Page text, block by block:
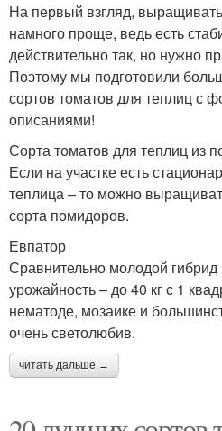
На первый взгляд,
намного проще, ведь есть
действительно так, но нужно
Поэтому мы подготовили
сортов томатов для теплиц с
описаниями!
Сорта томатов для теплиц из
Если на участке есть
теплица – то можно
сорта помидоров.
Евпатор
Сравнительно молодой
урожайность – до 40 кг с 1
нематоде, мозаике и
очень светолюбив.
читать дальше →